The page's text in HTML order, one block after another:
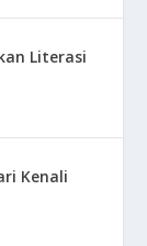
Literasi
Kenali